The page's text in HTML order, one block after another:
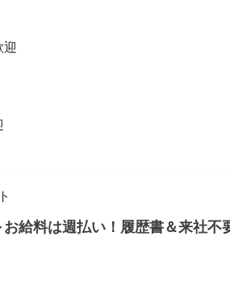
迎
給料は週払い！履歴書＆来社不